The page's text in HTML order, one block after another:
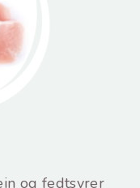
og fedtsyrer